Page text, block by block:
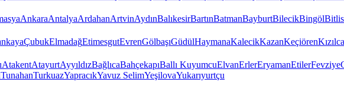
AnkaraAntalyaArdahanArtvinAydınBalıkesirBartınBatmanBayburtBilecikBingölBitlis
ÇubukElmadağEtimesgutEvrenGölbaşıGüdülHaymanaKalecikKazanKeçiören
AtakentAtayurtAyyıldızBağlıcaBahçekapıBallı KuyumcuElvanErlerEryamanEtilerFevziye
TunahanTurkuazYapracıkYavuz SelimYeşilovaYukarıyurtçu